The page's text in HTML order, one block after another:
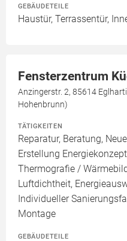
GEBÄUDETEILE
Haustür, Terrassentür,
Fensterzentrum
Anzingerstr. 2, 85614
Hohenbrunn)
TÄTIGKEITEN
Reparatur, Beratung,
Erstellung
Thermografie /
Luftdichtheit,
Individueller
Montage
GEBÄUDETEILE